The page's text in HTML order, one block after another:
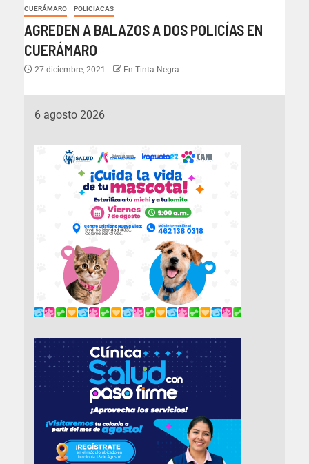
CUERÁMARO POLICIACAS
AGREDEN A BALAZOS A DOS POLICÍAS EN
CUERÁMARO
27 diciembre, 2021 En Tinta Negra
6 agosto 2026